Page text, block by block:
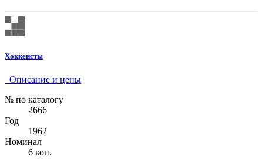
Хоккеисты
Описание и цены
№ по каталогу
2666
Год
1962
Номинал
6 коп.